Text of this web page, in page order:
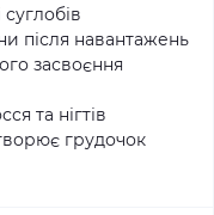
після навантажень
засвоєння
та нігтів
грудочок